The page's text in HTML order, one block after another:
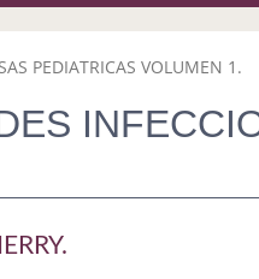
PEDIATRICAS VOLUMEN 1.